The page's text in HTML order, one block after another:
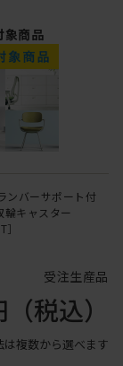
象商品
ンバーサポート付
輪キャスター
受注生産品
（税込）
は複数から選べます